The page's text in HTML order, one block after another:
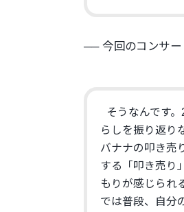
── 今回のコンサー
そうなんです
らしを振り返り
バナナの叩き売
する「叩き売り」
もりが感じられ
では普段、
自分